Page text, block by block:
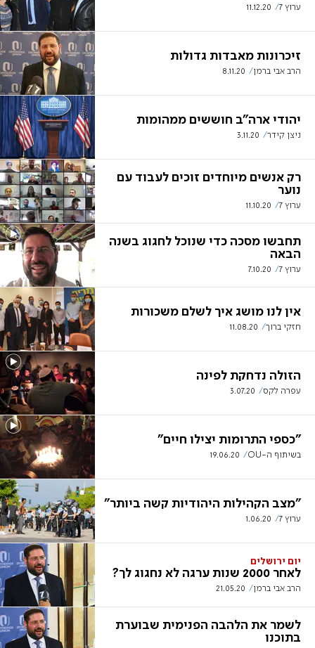
ערוץ 7 11.12.20
זיכרונות מאבדות גדולות
הרב אבי ברמן 8.11.20
יהודי ארה"ב חוששים ממהומות
ניצן קידר 3.11.20
רק אנשים מיוחדים זוכים לעבוד עם
נוער
ערוץ 7 11.10.20
תחבשו מסכה כדי שנוכל לחגוג בשנה
הבאה
ערוץ 7 7.10.20
אין לנו מושג איך לשלם משכורות
חזקי ברוך 11.08.20
הזולה נדחקת לפינה
עפרה לקס 3.07.20
"כספי התרומות יצילו חיים"
בשיתוף ה-OU 19.06.20
"מצב הקהילות היהודיות קשה ביותר"
ערוץ 7 1.06.20
יום ירושלים
לאחר 2000 שנות ערגה לא נחגוג לך?
הרב אבי ברמן 21.05.20
לשמר את הלהבה הפנימית שבוערת
בתוכנו